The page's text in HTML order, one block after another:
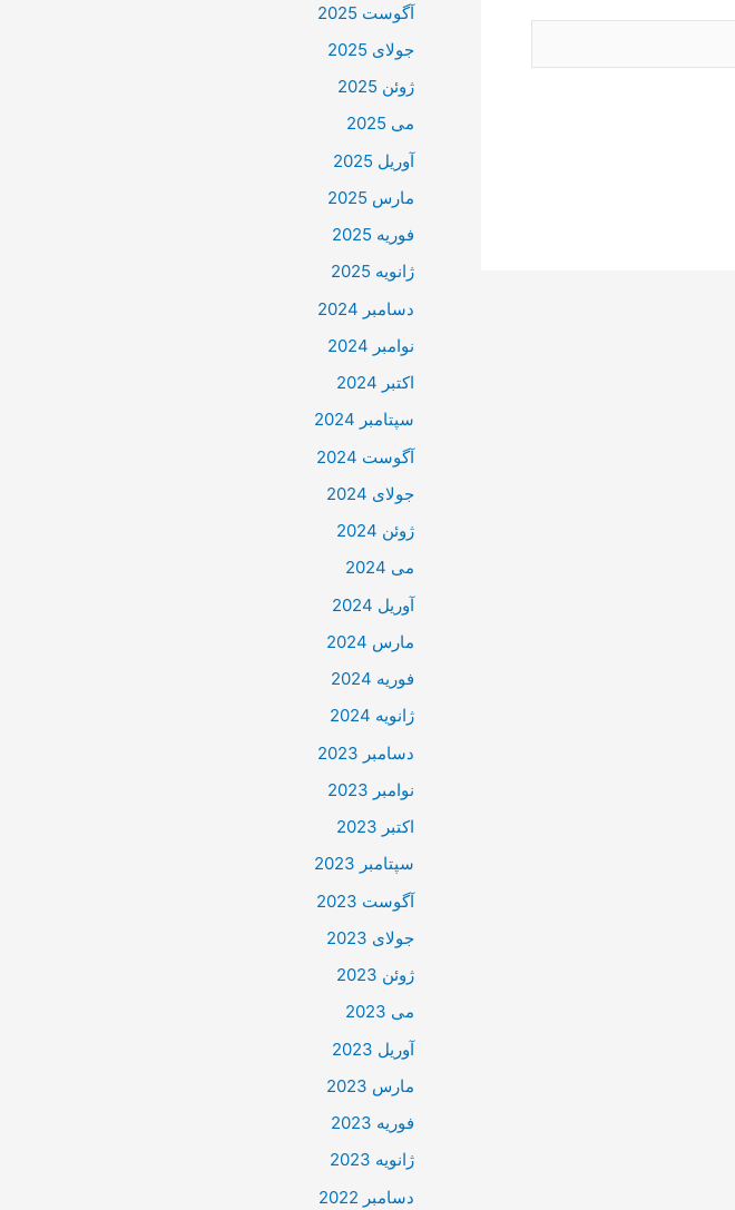
آگوست 2025
جولای 2025
ژوئن 2025
می 2025
آوریل 2025
مارس 2025
فوریه 2025
ژانویه 2025
دسامبر 2024
نوامبر 2024
اکتبر 2024
سپتامبر 2024
آگوست 2024
جولای 2024
ژوئن 2024
می 2024
آوریل 2024
مارس 2024
فوریه 2024
ژانویه 2024
دسامبر 2023
نوامبر 2023
اکتبر 2023
سپتامبر 2023
آگوست 2023
جولای 2023
ژوئن 2023
می 2023
آوریل 2023
مارس 2023
فوریه 2023
ژانویه 2023
دسامبر 2022